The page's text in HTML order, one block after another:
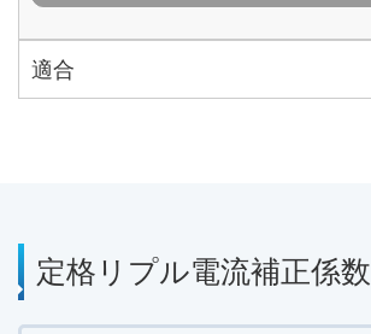
適合
定格リプル電流補正係数